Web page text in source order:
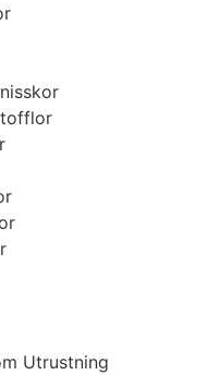
tofflor
Utrustning